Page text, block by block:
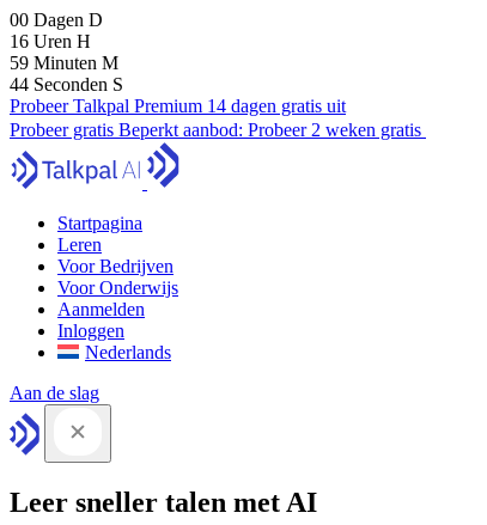
00 Dagen D
16 Uren H
59 Minuten M
43 Seconden S
Probeer Talkpal Premium 14 dagen gratis uit
Probeer gratis Beperkt aanbod: Probeer 2 weken gratis
Startpagina
Leren
Voor Bedrijven
Voor Onderwijs
Aanmelden
Inloggen
Nederlands
Aan de slag
Leer sneller talen met AI